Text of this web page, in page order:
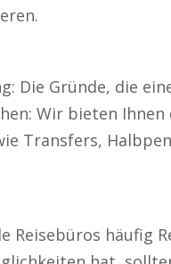
Die Gründe, die
Wir bieten
Transfers,
häufig